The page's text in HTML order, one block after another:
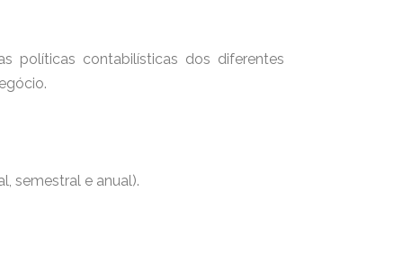
políticas contabilísticas dos diferentes
semestral e anual).